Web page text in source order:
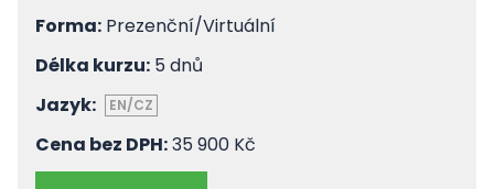
Forma: Prezenční/Virtuální
Délka kurzu: 5 dnů
Jazyk:
EN/CZ
Cena bez DPH:35 900 Kč